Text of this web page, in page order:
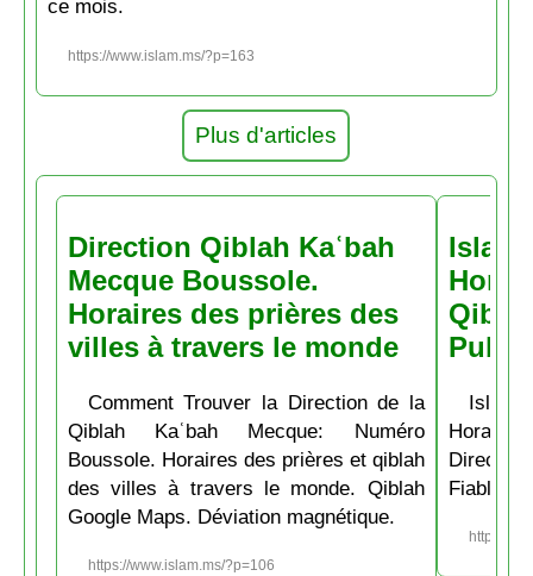
ce mois.
https://www.islam.ms/?p=163
Plus d'articles
Direction Qiblah Kaʿbah
Mecque Boussole.
Horaires des prières des
villes à travers le monde
Comment Trouver la Direction de la
Qiblah Kaʿbah Mecque: Numéro
Boussole. Horaires des prières et qiblah
des villes à travers le monde. Qiblah
Google Maps. Déviation magnétique.
https://www.islam.ms/?p=106
Pubs
Fiable et
https://